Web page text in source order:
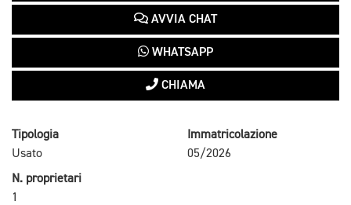
AVVIA CHAT
WHATSAPP
CHIAMA
Tipologia
Usato
Immatricolazione
05/2026
N. proprietari
1